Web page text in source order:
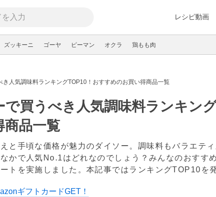
レシピ動画
ズッキーニ ゴーヤ ピーマン オクラ 鶏もも肉
き人気調味料ランキングTOP10！おすすめのお買い得商品一覧
で買うべき人気調味料ランキン
商品一覧
と手頃な価格が魅力のダイソー。調味料もバラエテ
かで人気No.1はどれなのでしょう？みんなのおすす
トを実施しました。本記事ではランキングTOP10を
ギフトカードGET！